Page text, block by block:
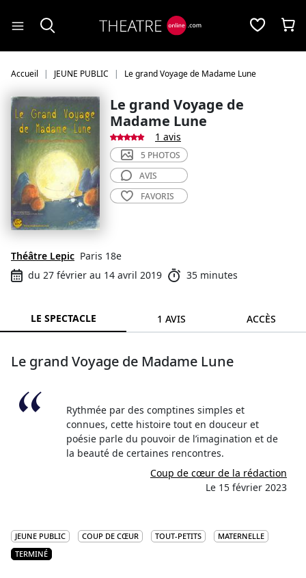
Accueil JEUNE PUBLIC Le grand Voyage de Madame Lune
Le grand Voyage de
Madame Lune
1 avis
Théâtre Lepic Paris 18e
du 27 février au 14 avril 2019
35 minutes
5 PHOTOS
AVIS
FAVORIS
LE SPECTACLE 1 AVIS ACCÈS
Le grand Voyage de Madame Lune
Rythmée par des comptines simples et
connues, cette histoire tout en douceur et
poésie parle du pouvoir de l’imagination et de
la beauté de certaines rencontres.
Coup de cœur de la rédaction
Le 15 février 2023
JEUNE PUBLIC COUP DE CŒUR TOUT-PETITS
MATERNELLE
TERMINÉ